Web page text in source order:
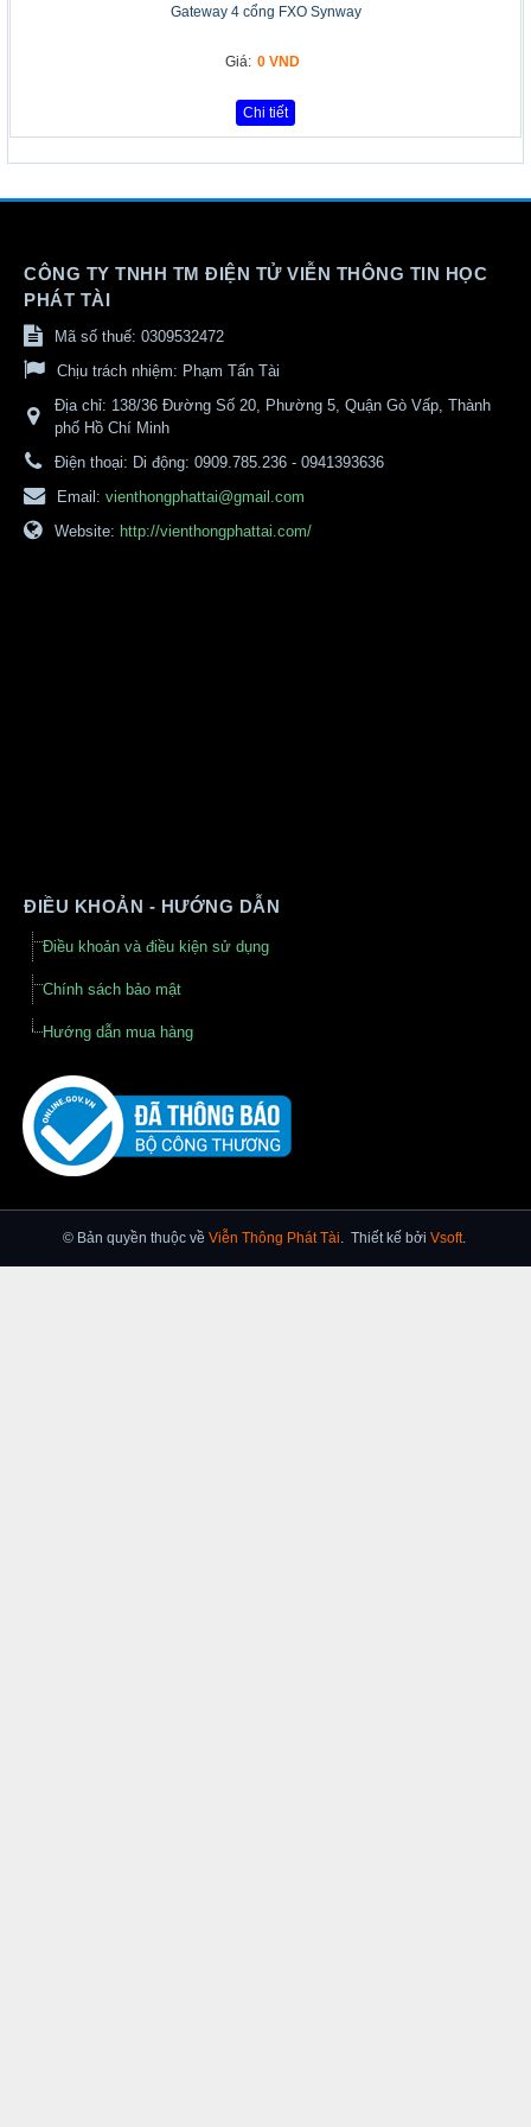
Gateway 4 cổng FXO Synway
Giá: 0 VND
Chi tiết
CÔNG TY TNHH TM ĐIỆN TỬ VIỄN THÔNG TIN HỌC
PHÁT TÀI
Mã số thuế: 0309532472
Chịu trách nhiệm: Phạm Tấn Tài
Địa chỉ: 138/36 Đường Số 20, Phường 5, Quận Gò Vấp, Thành
phố Hồ Chí Minh
Điện thoại: Di động: 0909.785.236 - 0941393636
Email: vienthongphattai@gmail.com
Website: http://vienthongphattai.com/
ĐIỀU KHOẢN - HƯỚNG DẪN
Điều khoản và điều kiện sử dụng
Chính sách bảo mật
Hướng dẫn mua hàng
© Bản quyền thuộc về Viễn Thông Phát Tài. Thiết kế bởi Vsoft.